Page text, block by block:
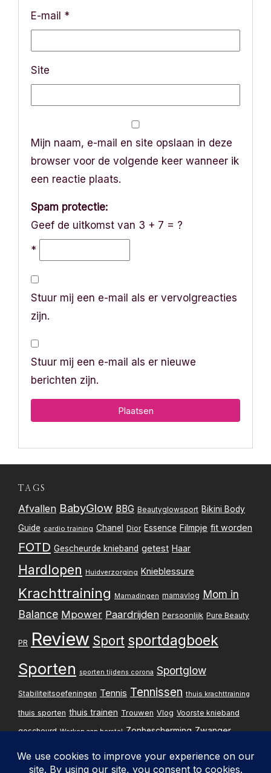
E-mail *
Site
Mijn naam, e-mail en site opslaan in deze
browser voor de volgende keer wanneer ik
een reactie plaats.
Spam protectie:
Geef de uitkomst van 3 + 7 = ?
*
Stuur mij een e-mail als er vervolgreacties
zijn.
Stuur mij een e-mail als er nieuwe
berichten zijn.
TAGS
Afvallen BabyGlow BBG Beautyglowsport Bikini Body
Guide cardio training Chanel Dior Essence Filmpje fit worden
FOTD Gescheurde knieband getest Haar
Hardlopen Huidverzorging Knieblessure
Krachttraining Mamadingen mamavlog Mom in
Balance Mpower Paardrijden Persoonlijk Pure Beauty
PR Review Sport sportdagboek
Sporten sporten tijdens corona Sportglow
Stabiliteitsoefeningen Tennis Tennissen thuis krachttraining
thuis sporten thuis trainen Trouwen Vlog Voorste knieband
gescheurd Werken aan herstel Zonbescherming Zwanger